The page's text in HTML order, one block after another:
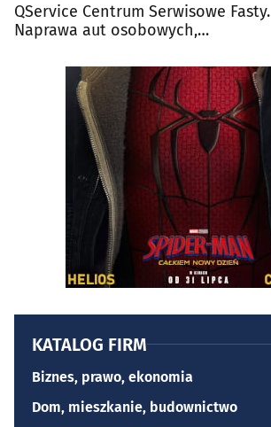
QService Centrum Serwisowe Fasty.
Naprawa aut osobowych,
KATALOG FIRM
Biznes, prawo, ekonomia
Dom, mieszkanie, budownictwo